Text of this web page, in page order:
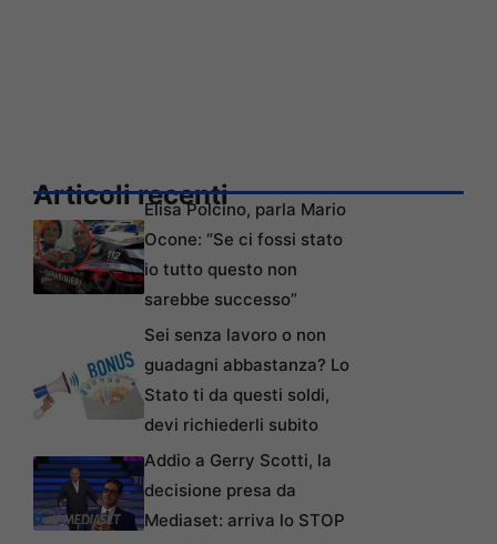
Articoli recentiElisa Polcino, parla Mario
Ocone: “Se ci fossi stato
io tutto questo non
sarebbe successo”
Sei senza lavoro o non
guadagni abbastanza? Lo
Stato ti da questi soldi,
devi richiederli subito
Addio a Gerry Scotti, la
decisione presa da
Mediaset: arriva lo STOP